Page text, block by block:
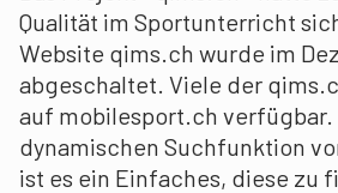
Qualität im Sportunterricht
Website qims.ch wurde im
abgeschaltet. Viele der
auf mobilesport.ch verfügbar.
dynamischen Suchfunktion
ist es ein Einfaches, diese zu